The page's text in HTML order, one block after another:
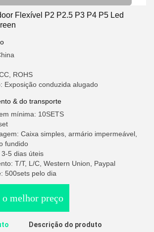
Flexível P2 P2.5 P3 P4 P5 Led
ROHS
Exposição conduzida alugado
& do transporte
mínima: 10SETS
Caixa simples, armário impermeável,
fundido
5 dias úteis
T/T, L/C, Western Union, Paypal
500sets pelo dia
o melhor preço
Descrição do produto